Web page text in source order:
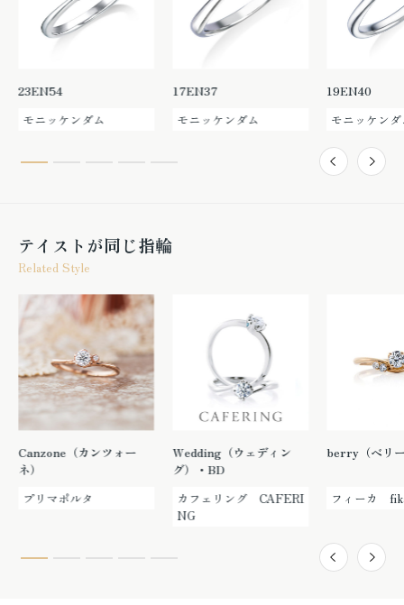
23EN54
モニッケンダム
17EN37
モニッケンダム
19EN40
モニッケン
テイストが同じ指輪
Related Style
Canzone（カンツォー
ネ）
プリマポルタ
Wedding（ウェディン
グ）・BD
カフェリング CAFERI
NG
berry（ベリ
フィーカ